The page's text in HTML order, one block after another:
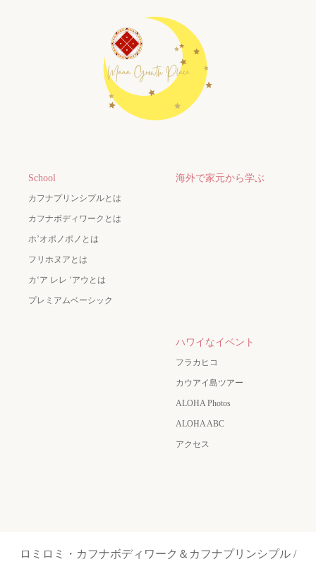
School
カフナプリンシプルとは
カフナボディワークとは
ホ’オポノポノとは
フリホヌアとは
カʻア レレ ʻアウとは
プレミアムベーシック
海外で家元から学ぶ
ハワイなイベント
フラカヒコ
カウアイ島ツアー
ALOHA Photos
ALOHA ABC
アクセス
ロミロミ・カフナボディワーク＆カフナプリンシプル /